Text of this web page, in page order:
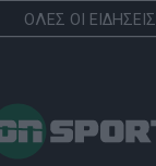
ΟΛΕΣ ΟΙ ΕΙΔΗΣΕΙΣ